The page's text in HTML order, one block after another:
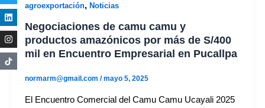
agroexportación, Noticias
Negociaciones de camu camu y
productos amazónicos por más de S/400
mil en Encuentro Empresarial en Pucallpa
normarm@gmail.com /mayo 5, 2025
El Encuentro Comercial del Camu Camu Ucayali 2025